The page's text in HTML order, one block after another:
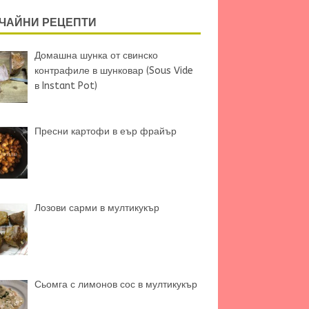
РЕЦЕПТИ
Домашна шунка от свинско
контрафиле в шунковар (Sous Vide
в Instant Pot)
Пресни картофи в еър фрайър
Лозови сарми в мултикукър
Сьомга с лимонов сос в мултикукър